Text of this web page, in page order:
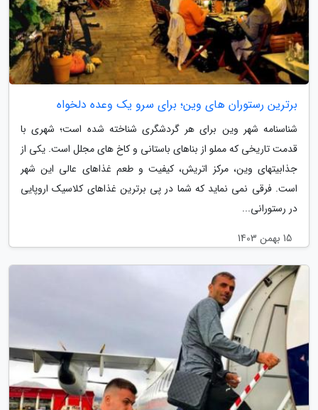
برترین رستوران های وین؛ برای سرو یک وعده دلخواه
شناسنامه شهر وین برای هر گردشگری شناخته شده است؛ شهری با
قدمت تاریخی که مملو از بناهای باستانی و کاخ های مجلل است. یکی از
جذابیتهای وین، مرکز اتریش، کیفیت و طعم غذاهای عالی این شهر
است. فرقی نمی نماید که شما در پی برترین غذاهای کلاسیک اروپایی
در رستورانی...
15 بهمن 1403